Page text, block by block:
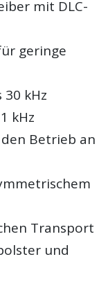
mit DLC-
geringe
30 kHz
kHz
Betrieb an
Transport
und